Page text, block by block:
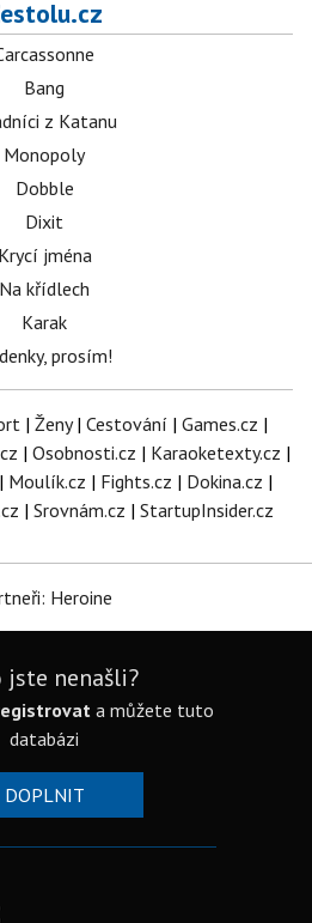
Bang
z Katanu
Monopoly
Dobble
Dixit
Krycí jména
Na křídlech
Karak
prosím!
| Ženy| Cestování | Games.cz |
| Osobnosti.cz | Karaoketexty.cz |
| Moulík.cz | Fights.cz | Dokina.cz |
| Srovnám.cz | StartupInsider.cz
Heroine
jste nenašli?
a můžete tuto
databázi
DOPLNIT